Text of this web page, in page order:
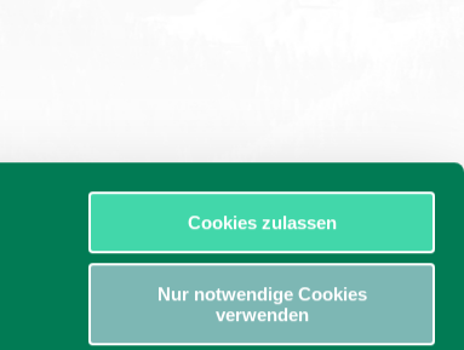
Cookies zulassen
Nur notwendige Cookies
verwenden